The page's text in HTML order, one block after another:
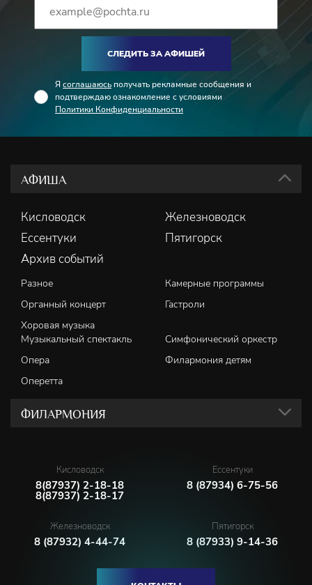
СЛЕДИТЬ ЗА АФИШЕЙ
Я соглашаюсь получать рекламные сообщения и
подтверждаю ознакомление с условиями
Политики Конфиденциальности
АФИША
Кисловодск
Железноводск
Ессентуки
Пятигорск
Архив событий
Разное
Камерные программы
Органный концерт
Гастроли
Хоровая музыка
Музыкальный спектакль
Симфонический оркестр
Опера
Филармония детям
Оперетта
ФИЛАРМОНИЯ
Кисловодск
8(87937) 2-18-18
8(87937) 2-18-17
Ессентуки
8 (87934) 6-75-56
Железноводск
8 (87932) 4-44-74
Пятигорск
8 (87933) 9-14-36